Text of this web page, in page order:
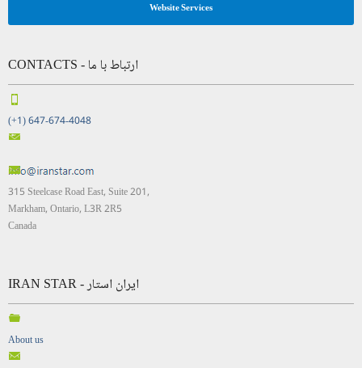
Website Services
CONTACTS - ارتباط با ما
(+1) 647-674-4048
315 Steelcase Road East, Suite 201,
Markham, Ontario, L3R 2R5
Canada
IRAN STAR - ایران استار
About us